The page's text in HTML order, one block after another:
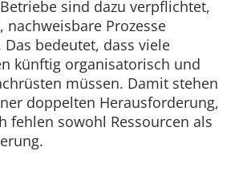
sind dazu verpflichtet,
nachweisbare Prozesse
bedeutet, dass viele
künftig organisatorisch und
müssen. Damit stehen
doppelten Herausforderung,
fehlen sowohl Ressourcen als